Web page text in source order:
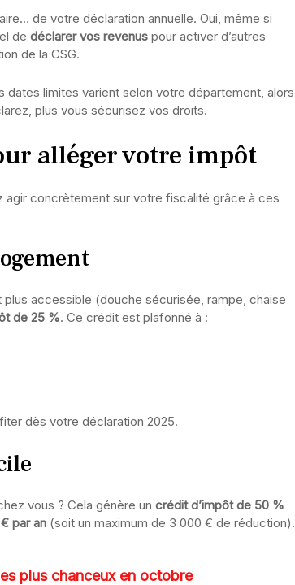
de votre déclaration annuelle. Oui, même si
de déclarer vos revenus pour activer d’autres
de la CSG.
dates limites varient selon votre département, alors
plus vous sécurisez vos droits.
alléger votre impôt
agir concrètement sur votre fiscalité grâce à ces
accessible (douche sécurisée, rampe, chaise
de 25 %. Ce crédit est plafonné à :
dès votre déclaration 2025.
vous ? Cela génère un crédit d’impôt de 50 %
par an (soit un maximum de 3 000 € de réduction).
plus chanceux en octobre